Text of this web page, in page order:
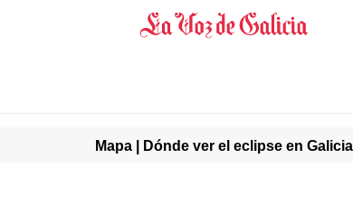
Mapa | Dónde ver el eclipse en Galicia